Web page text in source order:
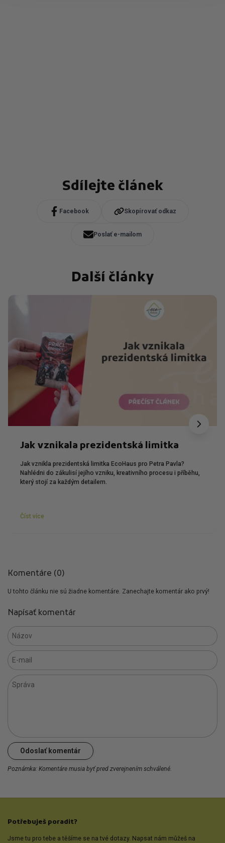
Sdílejte článek
Facebook Skopírovať odkaz
Poslať e-mailom
Další články
Jak vznikala prezidentská limitka
Jak vznikla prezidentská limitka EcoHaus pro Petra Pavla?
Nahlédni do zákulisí jejího vzniku, kreativního procesu i příběhu,
který stojí za každým detailem.
Číst více
Komentáre (0)
U tohto článku nie sú žiadne komentáre. Zanechajte komentár ako prvý!
Napísať komentár
Názov
E-mail
Správa
Odoslať komentár
Poznámka: Komentáre musia byť pred zverejnením schválené.
Potřebuješ poradit?
Jsme tu pro tebe a těšíme se na tvé dotazy. Napsat nám můžeš na